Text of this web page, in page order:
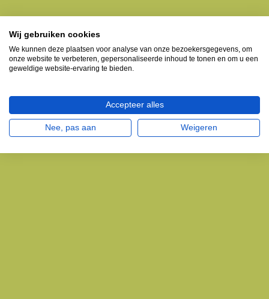
Wij gebruiken cookies
We kunnen deze plaatsen voor analyse van onze bezoekersgegevens, om
onze website te verbeteren, gepersonaliseerde inhoud te tonen en om u een
geweldige website-ervaring te bieden.
Accepteer alles
Nee, pas aan Weigeren